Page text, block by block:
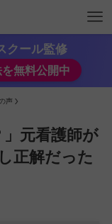
クール監修
無料公開中
声
」元看護師が
正解だった